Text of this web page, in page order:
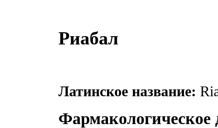
Риабал
Латинское название:
Фармакологическое